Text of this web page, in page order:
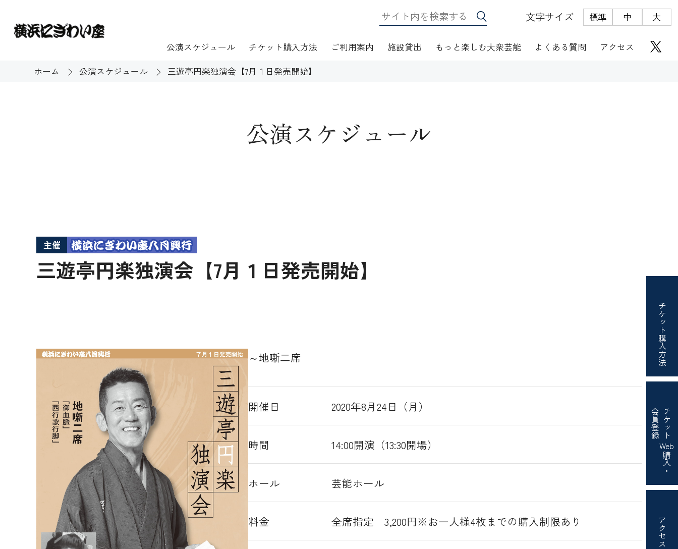
文字サイズ 標準 中 大
公演スケジュール チケット購入方法 ご利用案内
開館時間・休館日・アクセス フロアマップ
施設貸出
施設資料
もっと楽しむ大衆芸能
ワークショップ
よくある質問 アクセス
チケット
購入方法
チケット
Web
購入・
会員登録
アクセス
ホーム 公演スケジュール 三遊亭円楽独演会【7月１日発売開始】
公演スケジュール
主催
三遊亭円楽独演会【7月１日発売開始】
～地噺二席
開催日 2020年8月24日（月）
時間 14:00開演（13:30開場）
ホール 芸能ホール
料金 全席指定 3,200円※お一人様4枚までの購入制限あり